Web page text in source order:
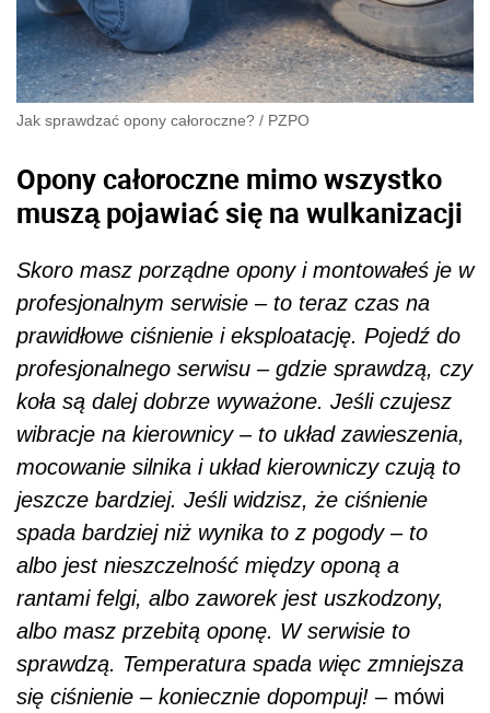
Jak sprawdzać opony całoroczne? / PZPO
Opony całoroczne mimo wszystko
muszą pojawiać się na wulkanizacji
Skoro masz porządne opony i montowałeś je w
profesjonalnym serwisie – to teraz czas na
prawidłowe ciśnienie i eksploatację. Pojedź do
profesjonalnego serwisu – gdzie sprawdzą, czy
koła są dalej dobrze wyważone. Jeśli czujesz
wibracje na kierownicy – to układ zawieszenia,
mocowanie silnika i układ kierowniczy czują to
jeszcze bardziej. Jeśli widzisz, że ciśnienie
spada bardziej niż wynika to z pogody – to
albo jest nieszczelność między oponą a
rantami felgi, albo zaworek jest uszkodzony,
albo masz przebitą oponę. W serwisie to
sprawdzą. Temperatura spada więc zmniejsza
się ciśnienie – koniecznie dopompuj! – mówi